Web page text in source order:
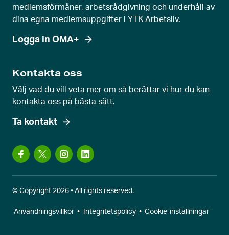
medlemsförmåner, arbetsrådgivning och underhåll av
dina egna medlemsuppgifter i YTK Arbetsliv.
Logga in OMA+
Kontakta oss
Välj vad du vill veta mer om så berättar vi hur du kan
kontakta oss på bästa sätt.
Ta kontakt
© Copyright 2026 • All rights reserved.
Användningsvillkor • Integritetspolicy • Cookie-inställningar